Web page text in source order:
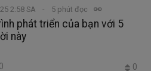
2:58 SA 5 phút đọc
phát triển của bạn với 5
này
0 0